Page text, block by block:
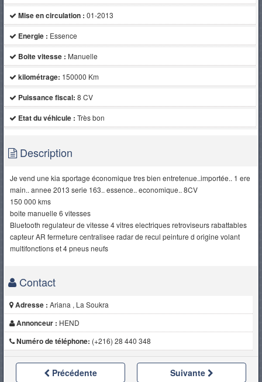
Mise en circulation : 01-2013
Energie : Essence
Boite vitesse : Manuelle
kilométrage: 150000 Km
Puissance fiscal: 8 CV
Etat du véhicule : Très bon
Description
Je vend une kia sportage économique tres bien entretenue..importée.. 1 ere
main.. annee 2013 serie 163.. essence.. economique.. 8CV
150 000 kms
boite manuelle 6 vitesses
Bluetooth regulateur de vitesse 4 vitres electriques retroviseurs rabattables
capteur AR fermeture centralisee radar de recul peinture d origine volant
multifonctions et 4 pneus neufs
Contact
Adresse : Ariana , La Soukra
Annonceur : HEND
Numéro de téléphone: (+216) 28 440 348
Précédente Suivante